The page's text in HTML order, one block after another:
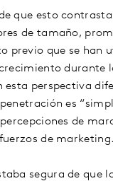
que esto
de tamaño,
previo que se han
durante
esta perspectiva
es
de
de marketing.
segura de que